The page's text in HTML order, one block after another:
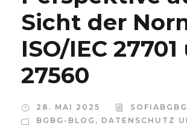
Sicht der
ISO/IEC
27560
28. MAI 2025
SOFIABGBG
BGBG-BLOG , DATENSCHUTZ